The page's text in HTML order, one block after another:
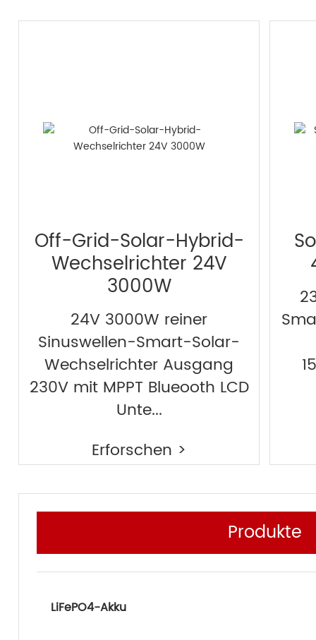
Off-Grid-Solar-Hybrid-
Wechselrichter 24V
3000W
24V 3000W reiner
Sinuswellen-Smart-Solar-
Wechselrichter Ausgang
230V mit MPPT Blueooth LCD
Unte...
Erforschen >
Produkte
LiFePO4-Akku